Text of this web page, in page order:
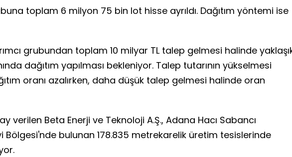
toplam 6 milyon 75 bin lot hisse ayrıldı. Dağıtım yöntemi ise
grubundan toplam 10 milyar TL talep gelmesi halinde
dağıtım yapılması bekleniyor. Talep tutarının yükselmesi
oranı azalırken, daha düşük talep gelmesi halinde oran
verilen Beta Enerji ve Teknoloji A.Ş., Adana Hacı Sabancı
Bölgesi'nde bulunan 178.835 metrekarelik üretim tesislerinde